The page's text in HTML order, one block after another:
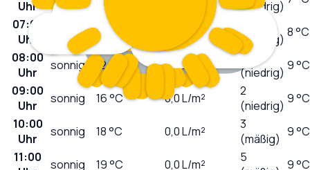
Uhr (niedrig)
07:00
Uhr
sonnig 10 °C L/m²
(niedrig) 8 °C
08:00
Uhr
sonnig 12°C 0,0L/m²
1
(niedrig) 9 °C
09:00
Uhr
sonnig 16°C 0,0L/m²
2
(niedrig) 9 °C
10:00
Uhr
sonnig 18°C 0,0L/m²
3
(mäßig) 9 °C
11:00
sonnig 19°C 0,0L/m²
5
9 °C